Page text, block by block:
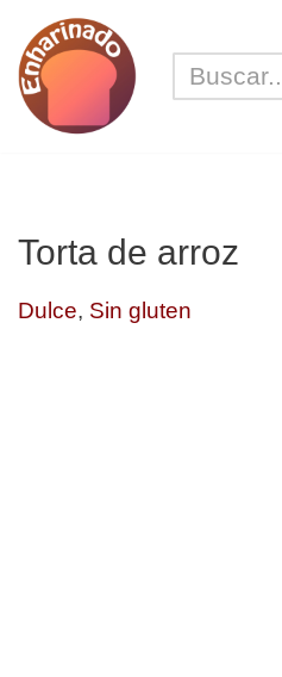
Saltar
al
Torta de arroz
Dulce, Sin gluten